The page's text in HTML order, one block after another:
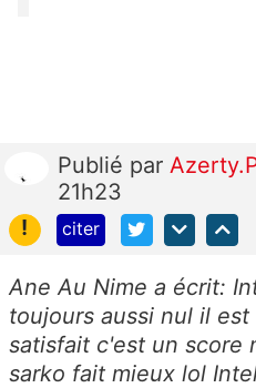
Publié par
21h23
!
citer
Ane Au Nime a écrit:
toujours aussi nul il
satisfait c'est un score
sarko fait mieux lol